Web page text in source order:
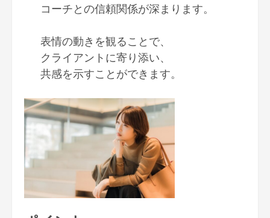
コーチとの信頼関係が深まります。
表情の動きを観ることで、
クライアントに寄り添い、
共感を示すことができます。